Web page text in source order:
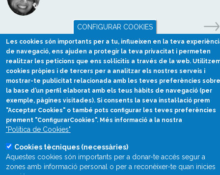
divulcat@divulcat.cat
(+34) 934 120 030
CONFIGURAR COOKIES
Les cookies són importants per a tu, influeixen en la teva
de navegació, ens ajuden a protegir la teva privacitat i permeten
realitzar les peticions que ens sol·licitis a través de la web.
cookies pròpies i de tercers per a analitzar els nostres serveis i
mostrar-te publicitat relacionada amb les teves preferències sobre
la base d’un perfil elaborat amb els teus hàbits de navegació (per
exemple, pàgines visitades). Si consents la seva instal·lació prem
"Acceptar Cookies" o també pots configurar les teves preferències
prement "ConfigurarCookies". Més informació a la nostra
"Política de Cookies"
Cookies tècniques (necessàries)
Aquestes cookies són importants per a donar-te accés segur a
zones amb informació personal o per a reconèixer-te quan inicies